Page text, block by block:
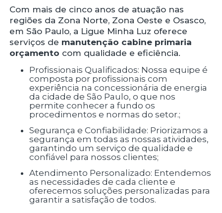
Com mais de cinco anos de atuação nas
regiões da Zona Norte, Zona Oeste e Osasco,
em São Paulo, a Ligue Minha Luz oferece
serviços de manutenção cabine primaria
orçamento com qualidade e eficiência.
Profissionais Qualificados: Nossa equipe é
composta por profissionais com
experiência na concessionária de energia
da cidade de São Paulo, o que nos
permite conhecer a fundo os
procedimentos e normas do setor.;
Segurança e Confiabilidade: Priorizamos a
segurança em todas as nossas atividades,
garantindo um serviço de qualidade e
confiável para nossos clientes;
Atendimento Personalizado: Entendemos
as necessidades de cada cliente e
oferecemos soluções personalizadas para
garantir a satisfação de todos.